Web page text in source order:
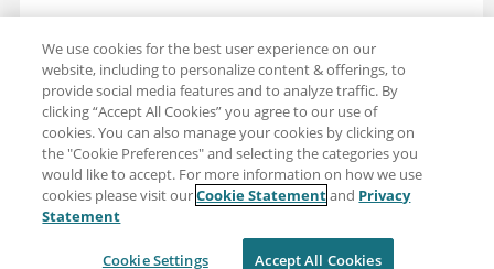
分享：電子郵件
推特
使用條款
We use cookies for the best user experience on our
website, including to personalize content & offerings, to
provide social media features and to analyze traffic. By
clicking “Accept All Cookies” you agree to our use of
cookies. You can also manage your cookies by clicking on
the "Cookie Preferences" and selecting the categories you
would like to accept. For more information on how we use
cookies please visit ourCookie Statementand Privacy
Statement
Cookie Settings Accept All Cookies